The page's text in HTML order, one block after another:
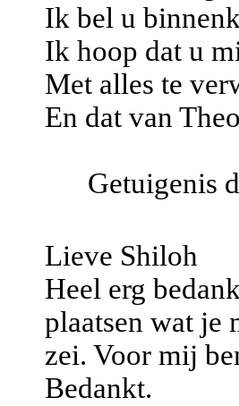
Ik bel u
Ik hoop dat u
Met alles te
En dat van
Getuigenis
Lieve Shiloh
Heel erg
plaatsen wat je
zei. Voor mij
Bedankt.